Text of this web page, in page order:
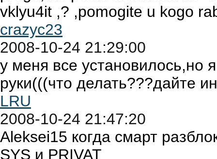
vklyu4it ,? ,pomogite u kogo
crazyc23
2008-10-24 21:29:00
у меня все установилось,но
руки(((что делать???дайте
LRU
2008-10-24 21:47:20
Aleksei15 когда смарт
SYS и PRIVAT